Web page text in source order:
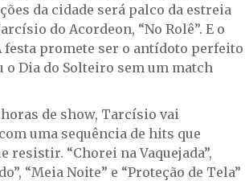
da cidade será palco da estreia
do Acordeon, “No Rolê”. E o
festa promete ser o antídoto perfeito
o Dia do Solteiro sem um match
de show, Tarcísio vai
uma sequência de hits que
resistir. “Chorei na Vaquejada”,
“Meia Noite” e “Proteção de Tela”